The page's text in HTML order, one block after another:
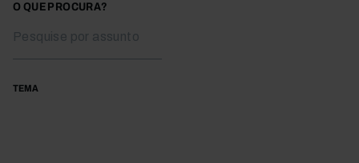
O QUE PROCURA?
TEMA